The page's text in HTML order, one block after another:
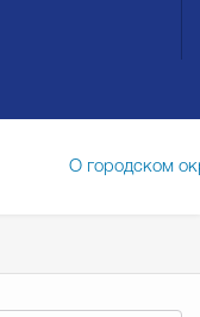
О городском